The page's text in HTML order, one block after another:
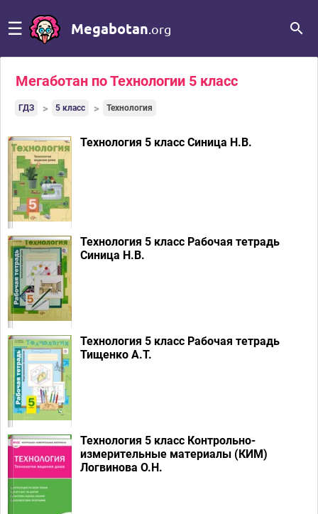
☰ Megabotan .org
Мегаботан по Технологии 5 класс
ГДЗ 5 класс Технология
Технология 5 класс Синица Н.В.
Технология 5 класс Рабочая тетрадь
Синица Н.В.
Технология 5 класс Рабочая тетрадь
Тищенко А.Т.
Технология 5 класс Контрольно-
измерительные материалы (КИМ)
Логвинова О.Н.